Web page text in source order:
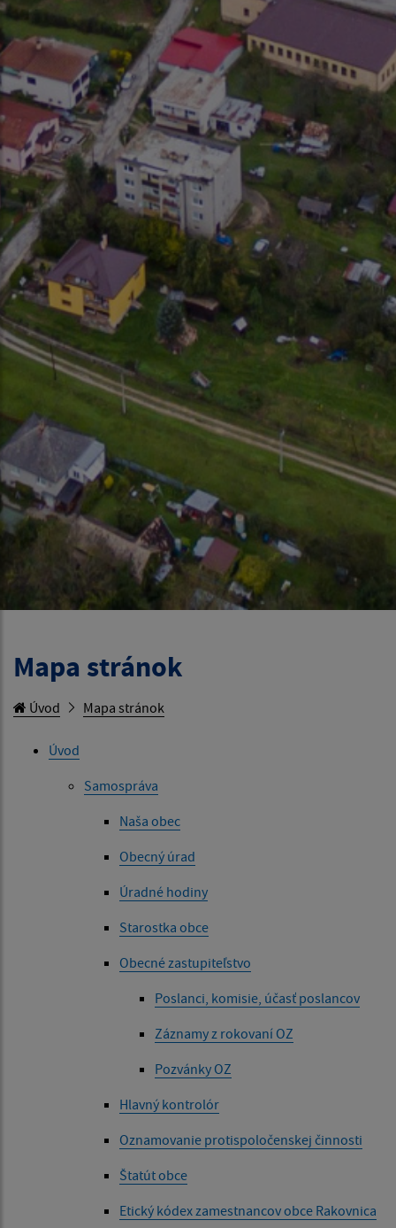
Mapa stránok
Úvod Mapa stránok
Úvod
Samospráva
Naša obec
Obecný úrad
Úradné hodiny
Starostka obce
Obecné zastupiteľstvo
Poslanci, komisie, účasť poslancov
Záznamy z rokovaní OZ
Pozvánky OZ
Hlavný kontrolór
Oznamovanie protispoločenskej činnosti
Štatút obce
Etický kódex zamestnancov obce Rakovnica